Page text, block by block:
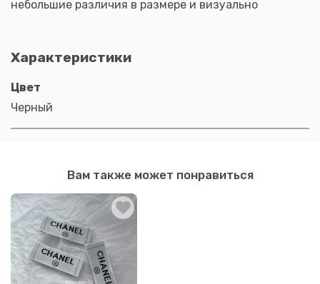
небольшие различия в размере и визуально
Характеристики
Цвет
Черный
Вам также может понравиться